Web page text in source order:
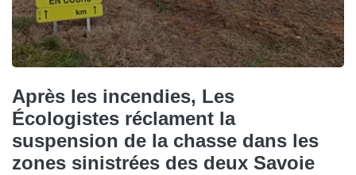
Après les incendies, Les
Écologistes réclament la
suspension de la chasse dans les
zones sinistrées des deux Savoie